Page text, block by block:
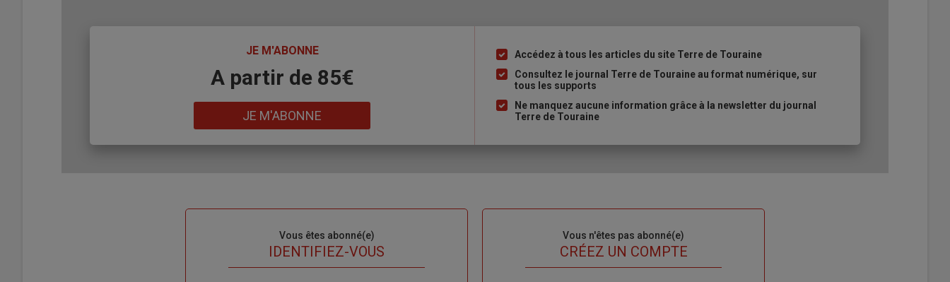
JE M'ABONNE
A partir de 85€
JE M'ABONNE
Liste
à
puce
Accédez à tous les articles du site Terre de Touraine
Consultez le journal Terre de Touraine au format numérique, sur
tous les supports
Ne manquez aucune information grâce à la newsletter du journal
Terre de Touraine
Vous êtes abonné(e)
IDENTIFIEZ-VOUS
Vous n'êtes pas abonné(e)
TITRECRÉEZ UN COMPTE